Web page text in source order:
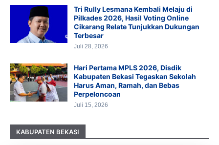
Tri Rully Lesmana Kembali Melaju di
Pilkades 2026, Hasil Voting Online
Cikarang Relate Tunjukkan Dukungan
Terbesar
Juli 28, 2026
Hari Pertama MPLS 2026, Disdik
Kabupaten Bekasi Tegaskan Sekolah
Harus Aman, Ramah, dan Bebas
Perpeloncoan
Juli 15, 2026
KABUPATEN BEKASI